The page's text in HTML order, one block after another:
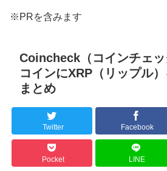
※PRを含みます
Coincheck（コインチェ
コインにXRP（リップル
まとめ
Twitter Facebook
Pocket LINE